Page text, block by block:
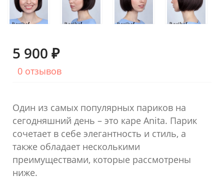
5 900 ₽
0 отзывов
Один из самых популярных париков на
сегодняшний день – это каре Anita. Парик
сочетает в себе элегантность и стиль, а
также обладает несколькими
преимуществами, которые рассмотрены
ниже.